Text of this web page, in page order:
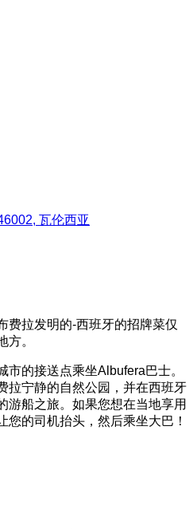
瓦伦西亚
费拉发明的-西班牙的招牌菜仅
方。
的接送点乘坐Albufera巴士。
拉宁静的自然公园，并在西班牙
游船之旅。如果您想在当地享用
您的司机抬头，然后乘坐大巴！